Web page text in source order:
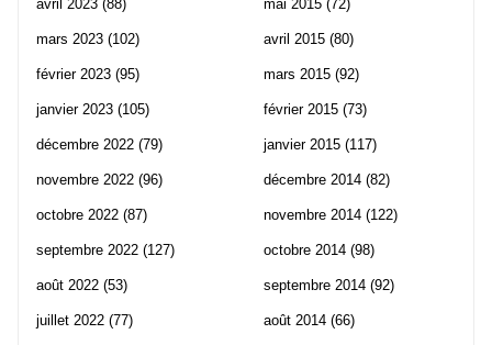
avril 2023 (88)
mars 2023 (102)
février 2023 (95)
janvier 2023 (105)
décembre 2022 (79)
novembre 2022 (96)
octobre 2022 (87)
septembre 2022 (127)
août 2022 (53)
juillet 2022 (77)
mai 2015 (72)
avril 2015 (80)
mars 2015 (92)
février 2015 (73)
janvier 2015 (117)
décembre 2014 (82)
novembre 2014 (122)
octobre 2014 (98)
septembre 2014 (92)
août 2014 (66)